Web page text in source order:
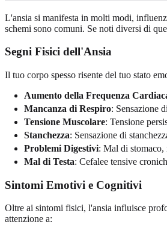
L'ansia si manifesta in molti modi,
schemi sono comuni. Se noti diversi di
Segni Fisici dell'Ansia
Il tuo corpo spesso risente del tuo stato
Aumento della Frequenza
Mancanza di Respiro: Sensazione
Tensione Muscolare: Tensione
Stanchezza: Sensazione di
Problemi Digestivi: Mal di
Mal di Testa: Cefalee tensive
Sintomi Emotivi e Cognitivi
Oltre ai sintomi fisici, l'ansia influisce
attenzione a: